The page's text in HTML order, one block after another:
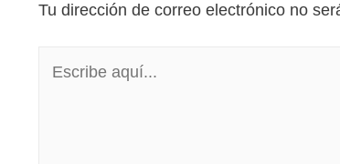
Tu dirección de correo electrónico no